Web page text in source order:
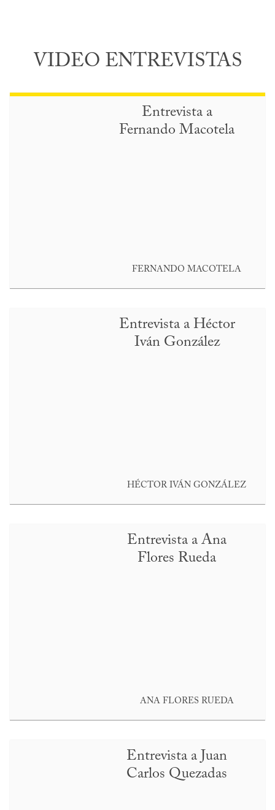
VIDEO ENTREVISTAS
Entrevista a
Fernando Macotela
FERNANDO MACOTELA
Entrevista a Héctor
Iván González
HÉCTOR IVÁN GONZÁLEZ
Entrevista a Ana
Flores Rueda
ANA FLORES RUEDA
Entrevista a Juan
Carlos Quezadas